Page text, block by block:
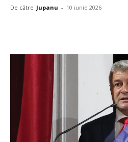
De către Jupanu - 10 iunie 2026